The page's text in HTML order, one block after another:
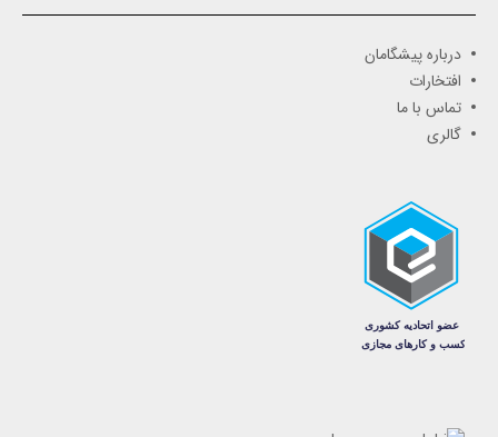
درباره پیشگامان
افتخارات
تماس با ما
گالری